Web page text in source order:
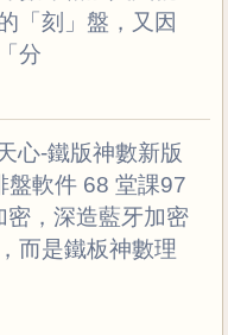
「刻」盤，又因
分
心-鐵版神數新版
盤軟件 68 堂課97
密，深造藍牙加密
而是鐵板神數理